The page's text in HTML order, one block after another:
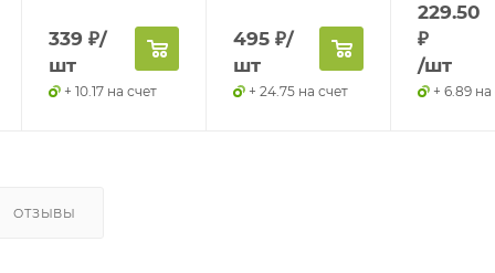
339 ₽/
шт
+ 10.17 на счет
495 ₽/
шт
+ 24.75 на счет
229.50
₽
/шт
+ 6.89 на
ОТЗЫВЫ